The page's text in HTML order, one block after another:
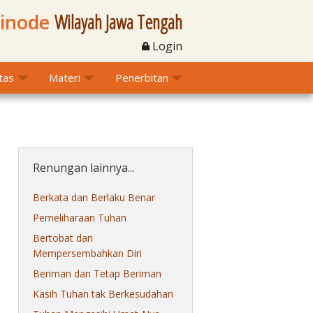
Wilayah Jawa Tengah
Login
Materi Penerbitan
Renungan lainnya...
Berkata dan Berlaku Benar
Pemeliharaan Tuhan
Bertobat dan
Mempersembahkan Diri
Beriman dan Tetap Beriman
Kasih Tuhan tak Berkesudahan